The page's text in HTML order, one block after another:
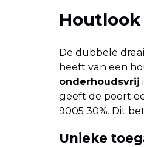
De dubbele
heeft van een
onderhoudsvrij
geeft de poort
9005 30%. Dit
Unieke